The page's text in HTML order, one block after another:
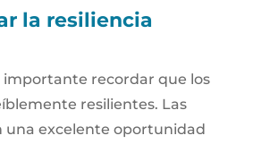
la resiliencia
importante recordar que los
resilientes. Las
una excelente oportunidad